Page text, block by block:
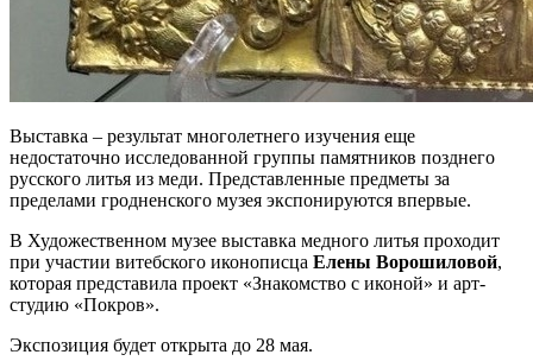
Выставка – результат многолетнего изучения еще
недостаточно исследованной группы памятников позднего
русского литья из меди. Представленные предметы за
пределами гродненского музея экспонируются впервые.
В Художественном музее выставка медного литья проходит
при участии витебского иконописца Елены Ворошиловой,
которая представила проект «Знакомство с иконой» и арт-
студию «Покров».
Экспозиция будет открыта до 28 мая.